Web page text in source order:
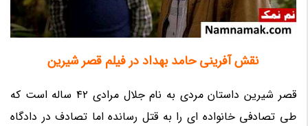
نقش آفرینی حامد بهداد در فیلم قصر شیرین
قصر شیرین داستان مردی به نام جلال مرادی 42 ساله است که
طی تصادفی خانواده ای را به قتل رسانده اما تصادف در دادگاه